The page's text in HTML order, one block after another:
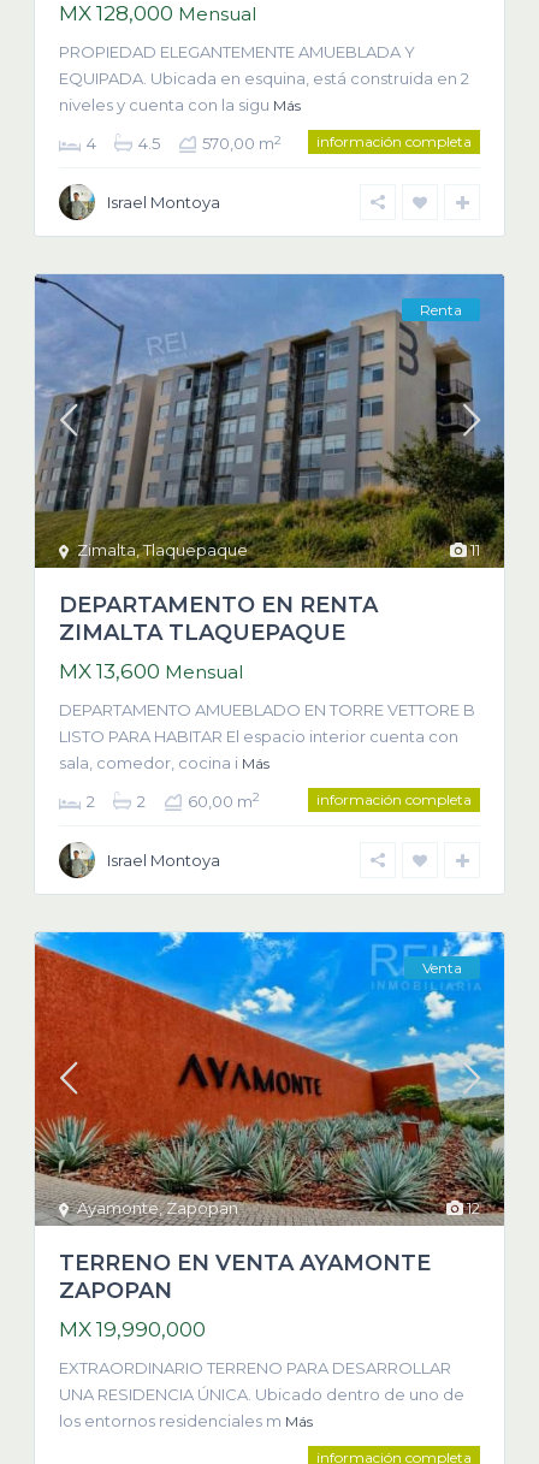
MX 128,000 Mensual
PROPIEDAD ELEGANTEMENTE AMUEBLADA Y
EQUIPADA. Ubicada en esquina, está construida en 2
niveles y cuenta con la sigu Más
4 4.5 570,00 m2 información completa
Israel Montoya
11
Zimalta,Tlaquepaque
Renta
DEPARTAMENTO EN RENTA
ZIMALTA TLAQUEPAQUE
MX 13,600 Mensual
DEPARTAMENTO AMUEBLADO EN TORRE VETTORE B
LISTO PARA HABITAR El espacio interior cuenta con
sala, comedor, cocina i Más
2 2 60,00 m2 información completa
Israel Montoya
12
Ayamonte,Zapopan
Venta
TERRENO EN VENTA AYAMONTE
ZAPOPAN
MX 19,990,000
EXTRAORDINARIO TERRENO PARA DESARROLLAR
UNA RESIDENCIA ÚNICA. Ubicado dentro de uno de
los entornos residenciales m Más
información completa